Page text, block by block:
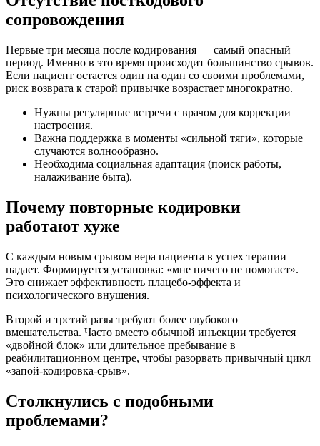
сопровождения
Первые три месяца после кодирования — самый опасный
период. Именно в это время происходит большинство срывов.
Если пациент остается один на один со своими проблемами,
риск возврата к старой привычке возрастает многократно.
Нужны регулярные встречи с врачом для коррекции
настроения.
Важна поддержка в моменты «сильной тяги», которые
случаются волнообразно.
Необходима социальная адаптация (поиск работы,
налаживание быта).
Почему повторные кодировки
работают хуже
С каждым новым срывом вера пациента в успех терапии
падает. Формируется установка: «мне ничего не помогает».
Это снижает эффективность плацебо-эффекта и
психологического внушения.
Второй и третий разы требуют более глубокого
вмешательства. Часто вместо обычной инъекции требуется
«двойной блок» или длительное пребывание в
реабилитационном центре, чтобы разорвать привычный цикл
«запой-кодировка-срыв».
Столкнулись с подобными
проблемами?